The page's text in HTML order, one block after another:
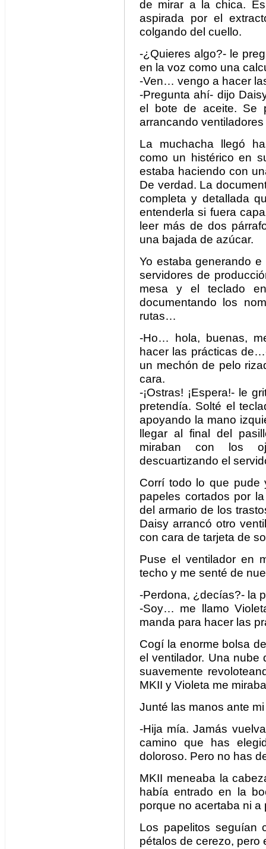
de mirar a la chica.
aspirada por el
colgando del cuello.
-¿Quieres algo?- le
en la voz como una
-Ven… vengo a hacer
-Pregunta ahí- dijo
el bote de aceite. Se
arrancando
La muchacha llegó
como un histérico en
estaba haciendo con
De verdad. La
completa y detallada
entenderla si fuera
leer más de dos
una bajada de azúcar.
Yo estaba generando
servidores de
mesa y el teclado
documentando los
rutas…
-Ho… hola, buenas,
hacer las prácticas
un mechón de pelo
cara.
-¡Ostras! ¡Espera!- le
pretendía. Solté el
apoyando la mano
llegar al final del
miraban con los
descuartizando el
Corrí todo lo que
papeles cortados por
del armario de los
Daisy arrancó otro
con cara de tarjeta de
Puse el ventilador en
techo y me senté de
-Perdona, ¿decías?- la
-Soy… me llamo
manda para hacer las
Cogí la enorme bolsa
el ventilador. Una nube
suavemente
MKII y Violeta me
Junté las manos ante
-Hija mía. Jamás
camino que has
doloroso. Pero no has
MKII meneaba la
había entrado en la
porque no acertaba ni a
Los papelitos seguían
pétalos de cerezo, pero